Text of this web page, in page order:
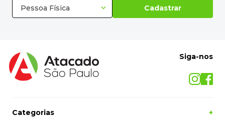
Cadastre-se
E receba nossas novidades e ofertas